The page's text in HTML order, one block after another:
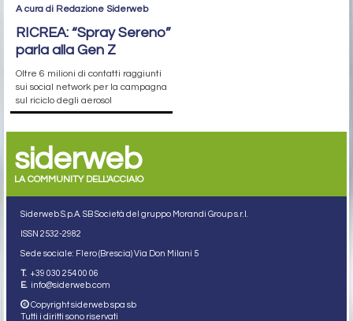
A cura di Redazione Siderweb
RICREA: “Spray Sereno”
parla alla Gen Z
Oltre 6 milioni di contatti raggiunti
sui social network per la campagna
sul riciclo degli aerosol
siderweb
LA COMMUNITY DELL'ACCIAIO
Siderweb S.p.A. SB Società del gruppo Morandi Group s.r.l.
ISSN 2532-2982
Sede sociale: Flero (Brescia) Via Don Milani 5
T. +39 030 254 00 06
E. info@siderweb.com
Copyright siderweb spa sb
Tutti i diritti sono riservati